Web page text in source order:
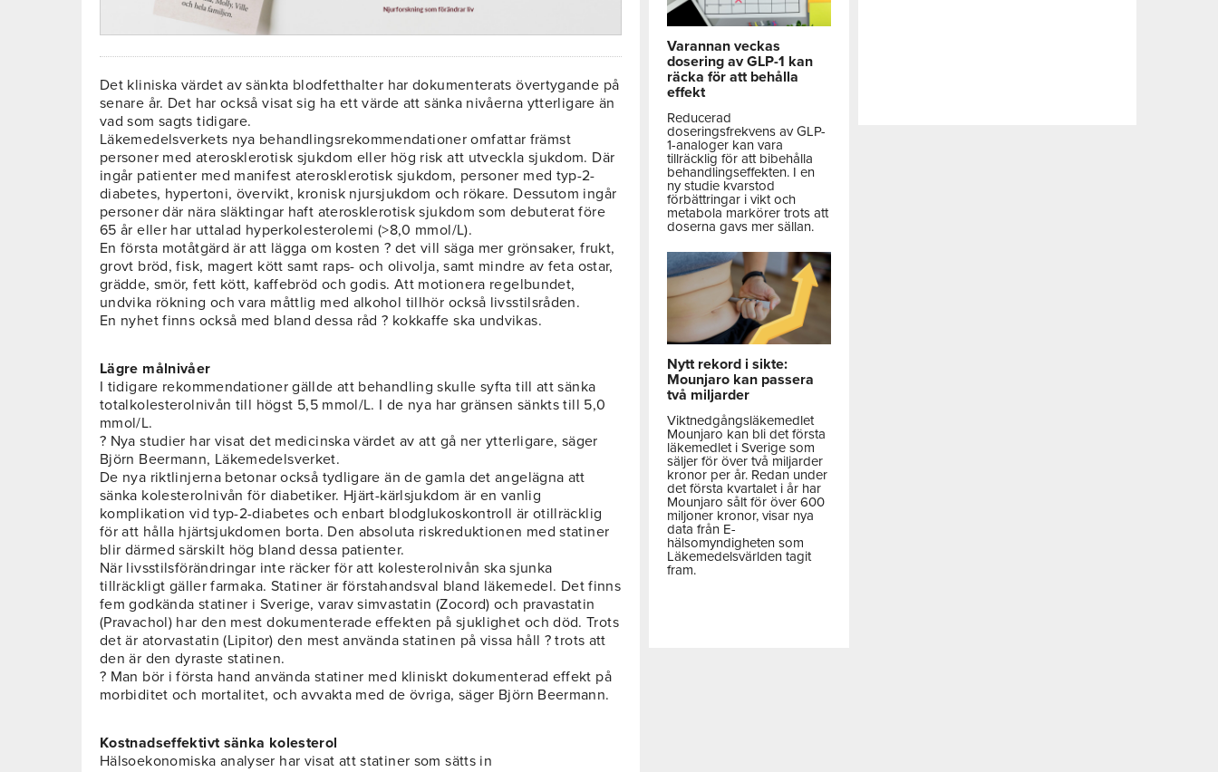
Det kliniska värdet av sänkta blodfetthalter har dokumenterats övertygande på
senare år. Det har också visat sig ha ett värde att sänka nivåerna ytterligare än
vad som sagts tidigare.
Läkemedelsverkets nya behandlingsrekommendationer omfattar främst
personer med aterosklerotisk sjukdom eller hög risk att utveckla sjukdom. Där
ingår patienter med manifest aterosklerotisk sjukdom, personer med typ-2-
diabetes, hypertoni, övervikt, kronisk njursjukdom och rökare. Dessutom ingår
personer där nära släktingar haft aterosklerotisk sjukdom som debuterat före
65 år eller har uttalad hyperkolesterolemi (>8,0 mmol/L).
En första motåtgärd är att lägga om kosten ? det vill säga mer grönsaker, frukt,
grovt bröd, fisk, magert kött samt raps- och olivolja, samt mindre av feta ostar,
grädde, smör, fett kött, kaffebröd och godis. Att motionera regelbundet,
undvika rökning och vara måttlig med alkohol tillhör också livsstilsråden.
En nyhet finns också med bland dessa råd ? kokkaffe ska undvikas.
Lägre målnivåer
I tidigare rekommendationer gällde att behandling skulle syfta till att sänka
totalkolesterolnivån till högst 5,5 mmol/L. I de nya har gränsen sänkts till 5,0
mmol/L.
? Nya studier har visat det medicinska värdet av att gå ner ytterligare, säger
Björn Beermann, Läkemedelsverket.
De nya riktlinjerna betonar också tydligare än de gamla det angelägna att
sänka kolesterolnivån för diabetiker. Hjärt-kärlsjukdom är en vanlig
komplikation vid typ-2-diabetes och enbart blodglukoskontroll är otillräcklig
för att hålla hjärtsjukdomen borta. Den absoluta riskreduktionen med statiner
blir därmed särskilt hög bland dessa patienter.
När livsstilsförändringar inte räcker för att kolesterolnivån ska sjunka
tillräckligt gäller farmaka. Statiner är förstahandsval bland läkemedel. Det finns
fem godkända statiner i Sverige, varav simvastatin (Zocord) och pravastatin
(Pravachol) har den mest dokumenterade effekten på sjuklighet och död. Trots
det är atorvastatin (Lipitor) den mest använda statinen på vissa håll ? trots att
den är den dyraste statinen.
? Man bör i första hand använda statiner med kliniskt dokumenterad effekt på
morbiditet och mortalitet, och avvakta med de övriga, säger Björn Beermann.
Kostnadseffektivt sänka kolesterol
Hälsoekonomiska analyser har visat att statiner som sätts in
Varannan veckas
dosering av GLP-1 kan
räcka för att behålla
effekt
Reducerad
doseringsfrekvens av GLP-
1-analoger kan vara
tillräcklig för att bibehålla
behandlingseffekten. I en
ny studie kvarstod
förbättringar i vikt och
metabola markörer trots att
doserna gavs mer sällan.
Nytt rekord i sikte:
Mounjaro kan passera
två miljarder
Viktnedgångsläkemedlet
Mounjaro kan bli det första
läkemedlet i Sverige som
säljer för över två miljarder
kronor per år. Redan under
det första kvartalet i år har
Mounjaro sålt för över 600
miljoner kronor, visar nya
data från E-
hälsomyndigheten som
Läkemedelsvärlden tagit
fram.